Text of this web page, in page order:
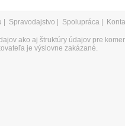
Spravodajstvo Spolupráca
ako aj štruktúry údajov pre
je výslovne zakázané.